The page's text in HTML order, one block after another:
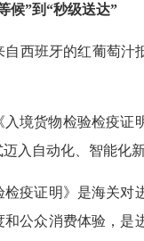
候”到“秒级送达”
班牙的红葡萄汁抵
境货物检验检疫证
入自动化、智能化新
证明》是海关对进
公众消费体验，